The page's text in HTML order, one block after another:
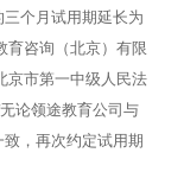
个月试用期延长为
育咨询（北京）有限
京市第一中级人民法
论领途教育公司与
，再次约定试用期